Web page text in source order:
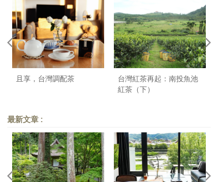
且享，台灣調配茶
台灣紅茶再起：南投魚池
紅茶（下）
最新文章 :